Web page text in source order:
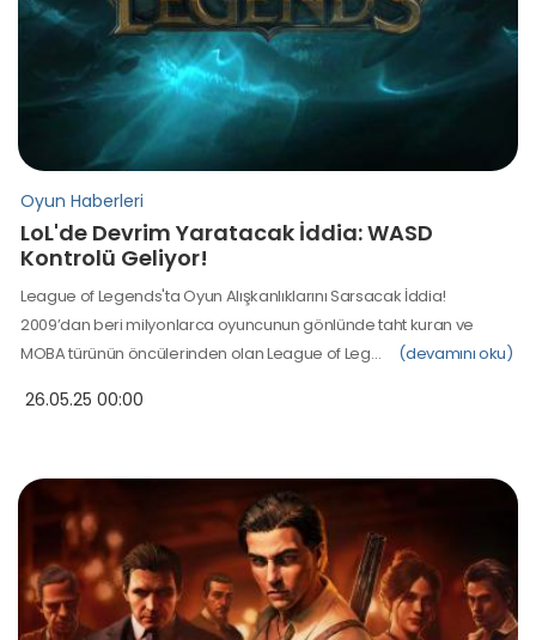
Oyun Haberleri
LoL'de Devrim Yaratacak İddia: WASD
Kontrolü Geliyor!
League of Legends'ta Oyun Alışkanlıklarını Sarsacak İddia!
2009’dan beri milyonlarca oyuncunun gönlünde taht kuran ve
MOBA türünün öncülerinden olan League of Leg…
(devamını oku)
26.05.25 00:00